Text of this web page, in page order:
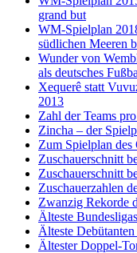
grand but
WM-Spielplan
südlichen Meeren
Wunder von
als deutsches
Xequerê statt
2013
Zahl der Teams
Zincha – der
Zum Spielplan
Zuschauerschnitt
Zuschauerschnitt
Zuschauerzahlen
Zwanzig Rekorde
Älteste
Älteste
Ältester Doppel-